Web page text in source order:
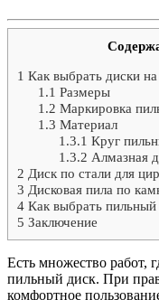
1 Как выбрать диски
1.1 Размеры
1.2 Маркировка
1.3 Материал
1.3.1 Круг
1.3.2 Алмазная
2 Диск по стали для
3 Дисковая пила по
4 Как выбрать пильный
5 Заключение
Есть множество работ,
пильный диск. При
комфортное